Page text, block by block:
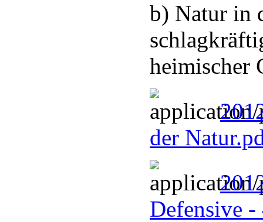
b) Natur in
heimischer
der
Defensive